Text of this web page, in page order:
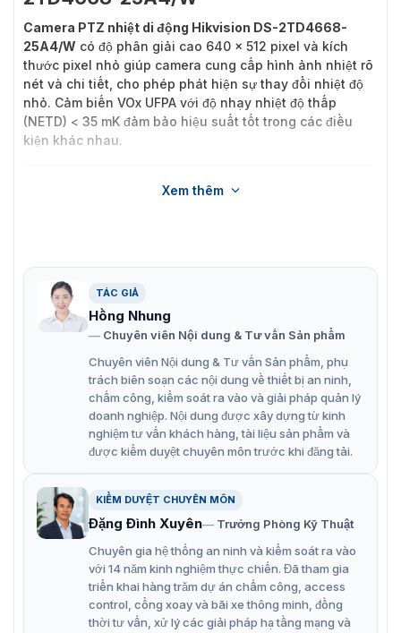
Camera PTZ nhiệt di động Hikvision DS-2TD4668-
25A4/W có độ phân giải cao 640 x 512 pixel và kích
thước pixel nhỏ giúp camera cung cấp hình ảnh nhiệt rõ
nét và chi tiết, cho phép phát hiện sự thay đổi nhiệt độ
nhỏ. Cảm biến VOx UFPA với độ nhạy nhiệt độ thấp
(NETD) < 35 mK đảm bảo hiệu suất tốt trong các điều
kiện khác nhau.
Camera PTZ nhiệt di động Hikvision DS-2TD4668-25A4/W
Đặc điểm hoạt động của camera DS-
2TD4668-25A4/W
Cảnh báo ngoại lệ nhiệt độ
Camera có khả năng cảnh báo ngoại lệ nhiệt độ với độ
chính xác cao, giúp phát hiện các tình huống bất thường
như cháy nổ, rò rỉ nhiệt độ, hoặc các thay đổi nhiệt độ
không mong muốn trong các môi trường công nghiệp
Xem thêm
TÁC GIẢ
Hồng Nhung
Chuyên viên Nội dung & Tư vấn Sản phẩm
Chuyên viên Nội dung & Tư vấn Sản phẩm, phụ
trách biên soạn các nội dung về thiết bị an ninh,
chấm công, kiểm soát ra vào và giải pháp quản lý
doanh nghiệp. Nội dung được xây dựng từ kinh
nghiệm tư vấn khách hàng, tài liệu sản phẩm và
được kiểm duyệt chuyên môn trước khi đăng tải.
KIỂM DUYỆT CHUYÊN MÔN
Đặng Đình Xuyên
Trưởng Phòng Kỹ Thuật
Chuyên gia hệ thống an ninh và kiểm soát ra vào
với 14 năm kinh nghiệm thực chiến. Đã tham gia
triển khai hàng trăm dự án chấm công, access
control, cổng xoay và bãi xe thông minh, đồng
thời tư vấn, xử lý các giải pháp hạ tầng mạng và